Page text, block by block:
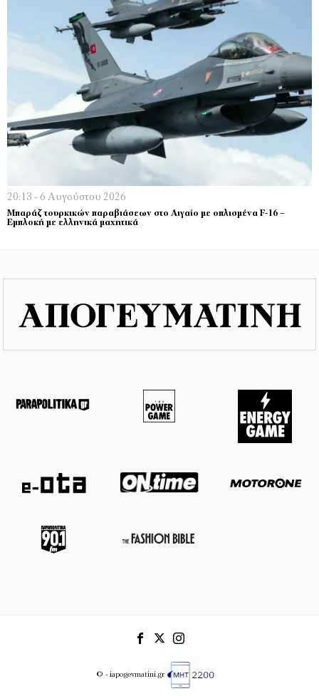
20:13 - 6 Αυγούστου 2026
Μπαράζ τουρκικών παραβιάσεων στο Αιγαίο με οπλισμένα F-16 –
Εμπλοκή με ελληνικά μαχητικά
© - iapogevmatini.gr